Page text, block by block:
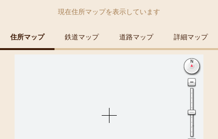
現在住所マップを表示しています
住所マップ 鉄道マップ 道路マップ 詳細マップ